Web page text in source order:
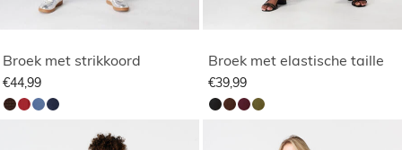
Broek met strikkoord
€44,99
Broek met elastische taille
€39,99